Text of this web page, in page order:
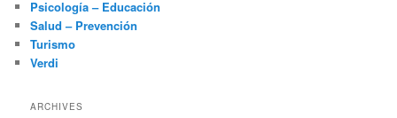
Psicología – Educación
Salud – Prevención
Turismo
Verdi
ARCHIVES